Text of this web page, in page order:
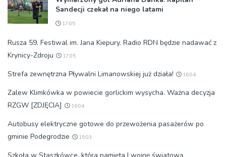
Sandecji czekał na niego latami
17:05
Rusza 59. Festiwal im. Jana Kiepury. Radio RDN będzie nadawać z
Krynicy-Zdroju
17:05
Strefa zewnętrzna Pływalni Limanowskiej już działa! 16:04
Zalew Klimkówka w powiecie gorlickim wysycha. Ważna decyzja
RZGW [ZDJĘCIA]
16:04
Autobusy elektryczne gotowe do przewożenia pasażerów po
gminie Podegrodzie
15:03